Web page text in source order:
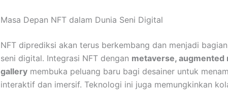
Masa Depan NFT dalam Dunia Seni Digital
NFT diprediksi akan terus berkembang dan menjadi
seni digital. Integrasi NFT dengan metaverse, augmented
gallery membuka peluang baru bagi desainer untuk
interaktif dan imersif. Teknologi ini juga memungkinkan